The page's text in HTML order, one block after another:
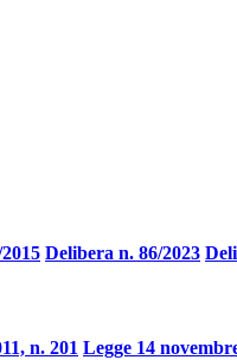
Delibera n. 86/2023
n. 201 Legge 14